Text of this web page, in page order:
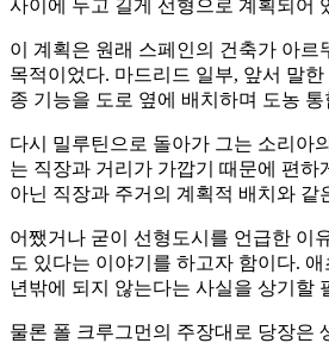
사이에 두고 길게 선형으로 계획되어
이 계획은 원래 스페인의 건축가 아
목적이었다. 마드리드 일부, 앞서 말
종 기능을 도로 옆에 배치하며 도농
다시 밀루틴으로 돌아가 그는 소리아
는 직장과 거리가 가깝기 때문에 편하
아닌 직장과 주거의 계획적 배치와
어쨌거나 굳이 선형도시를 언급한 이
도 있다는 이야기를 하고자 함이다.
년밖에 되지 않는다는 사실을 상기할
물론 폴 크루그먼의 주장대로 당장은